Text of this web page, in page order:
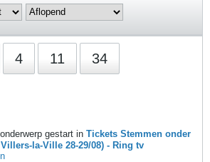
4 11 34
gestart in Tickets Stemmen onder
la-Ville 28-29/08) - Ring tv